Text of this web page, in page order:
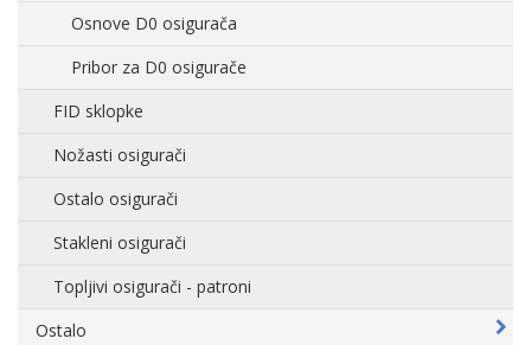
Osnove D0 osigurača
Pribor za D0 osigurače
FID sklopke
Nožasti osigurači
Ostalo osigurači
Stakleni osigurači
Topljivi osigurači - patroni
Ostalo